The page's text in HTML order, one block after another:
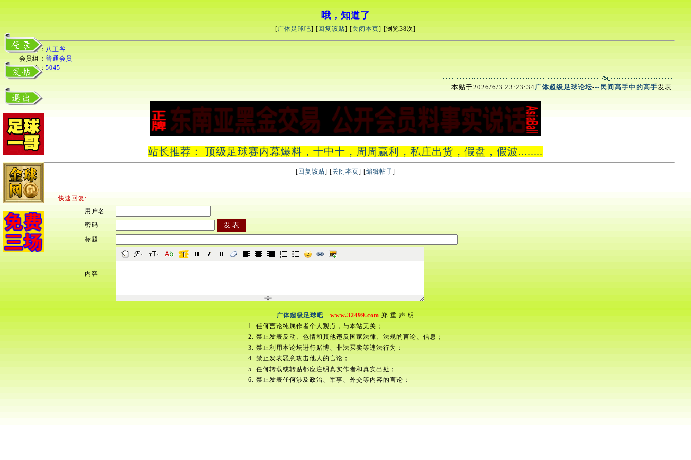
哦，知道了
[广体足球吧] [ 回复该贴] [关闭本页] [浏览38次]
用户名： 八王爷
会员组： 普通会员
积分： 5045
本贴于2026/6/3 23:23:34广体超级足球论坛---民间高手中的高手发表
站长推荐： 顶级足球赛内幕爆料，十中十，周周赢利，私庄出货，假盘，假波........
[ 回复该贴] [关闭本页] [编辑帖子]
快速回复:
用户名
密码
标题
内容
广体超级足球吧 www.32499.com 郑 重 声 明
1. 任何言论纯属作者个人观点，与本站无关；
2. 禁止发表反动、色情和其他违反国家法律、法规的言论、信息；
3. 禁止利用本论坛进行赌博、非法买卖等违法行为；
4. 禁止发表恶意攻击他人的言论；
5. 任何转载或转贴都应注明真实作者和真实出处；
6. 禁止发表任何涉及政治、军事、外交等内容的言论；